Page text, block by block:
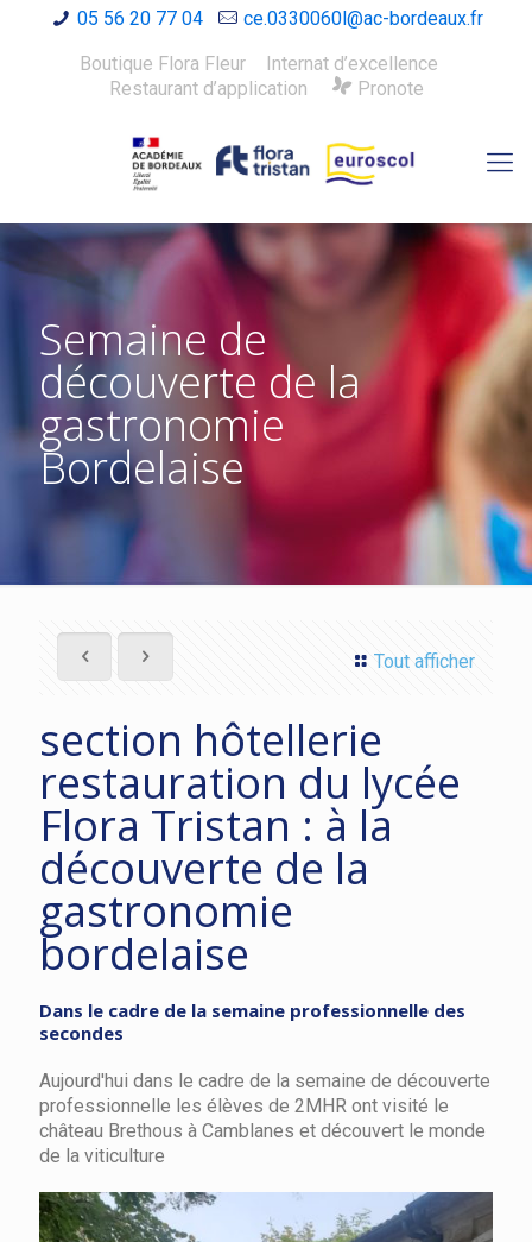
05 56 20 77 04
ce.0330060l@ac-bordeaux.fr
Boutique Flora Fleur
Internat d’excellence
Restaurant d’application
Pronote
Semaine de
découverte de la
gastronomie
Bordelaise
Tout afficher
section hôtellerie
restauration du lycée
Flora Tristan : à la
découverte de la
gastronomie
bordelaise
Dans le cadre de la semaine professionnelle des
secondes
Aujourd'hui dans le cadre de la semaine de découverte
professionnelle les élèves de 2MHR ont visité le
château Brethous à Camblanes et découvert le monde
de la viticulture